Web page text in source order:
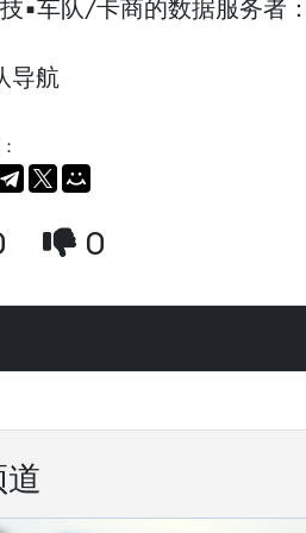
▪️车队/卡商的数据服务者
导航
0